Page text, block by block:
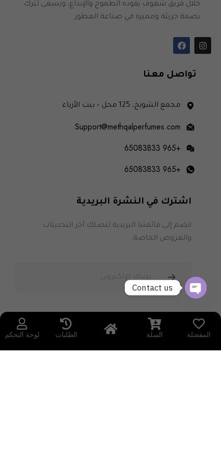
خلال فريق شغوف يقوده الطموح والإبداع، ويسعى لترك
بصمة جريئة ومميزة في صناعة العطور.
تواصل معنا
مجمع الشويخ، 125 محل – بيت الأزياء
Support@methqalperfumes.com
+965 65083833
+965 65083833
اشترك في النشرة البريدية
انضم إلى قائمتنا البريدية لتصلك آخر التحديثات
والعروض الخاصة.
المفضلة السلة الطلبات لوحة التحكم
Contact us